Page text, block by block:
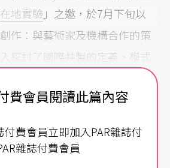
在地實驗 」之邀，於7月下旬以
作：與藝術家及機構合作的策
探討了國際共製的定義、模式
代以來，隨著國家表演藝術中
年臺北表演藝術中心的開幕，
費會員閱讀此篇內容
付費會員立即加入PAR雜誌付
雜誌付費會員